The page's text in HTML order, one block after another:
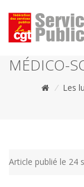
MÉDICO-
/ Les
Article publié le 24